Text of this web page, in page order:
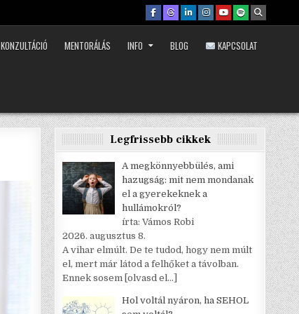
MENTORÁLÁS INFO BLOG KAPCSOLAT
Legfrissebb cikkek
A megkönnyebbülés, ami
hazugság: mit nem mondanak
el a gyerekeknek a
hullámokról?
írta: Vámos Robi
2026. augusztus 8.
A vihar elmúlt. De te tudod, hogy nem múlt
el, mert már látod a felhőket a távolban.
Ennek sosem [olvasd el…]
Hol voltál nyáron, ha SEHOL